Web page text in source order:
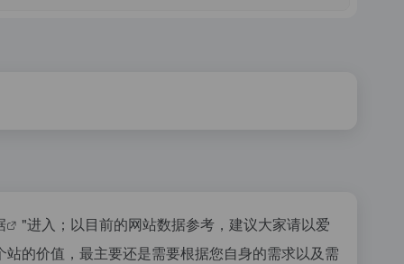
"进入；以目前的网站数据参考，建议大家请以爱
的价值，最主要还是需要根据您自身的需求以及需